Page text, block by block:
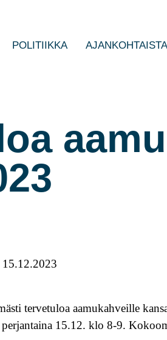
POLITIIKKA
tervetuloa aamukahveille
15.12. klo 8-9.